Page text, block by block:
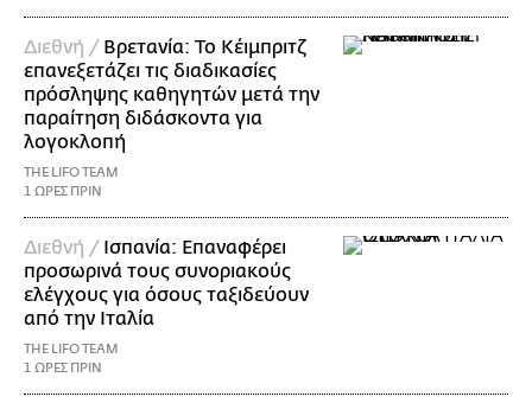
Διεθνή / Βρετανία: Το Κέιμπριτζ
επανεξετάζει τις διαδικασίες
πρόσληψης καθηγητών μετά την
παραίτηση διδάσκοντα για
λογοκλοπή
THE LIFO TEAM
1 ΩΡΕΣ ΠΡΙΝ
Διεθνή / Ισπανία: Επαναφέρει
προσωρινά τους συνοριακούς
ελέγχους για όσους ταξιδεύουν
από την Ιταλία
THE LIFO TEAM
1 ΩΡΕΣ ΠΡΙΝ